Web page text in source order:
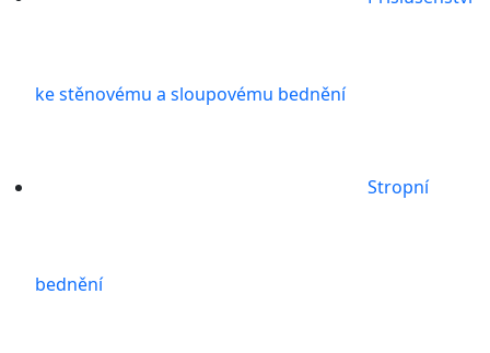
ke stěnovému a sloupovému bednění
Stropní
bednění